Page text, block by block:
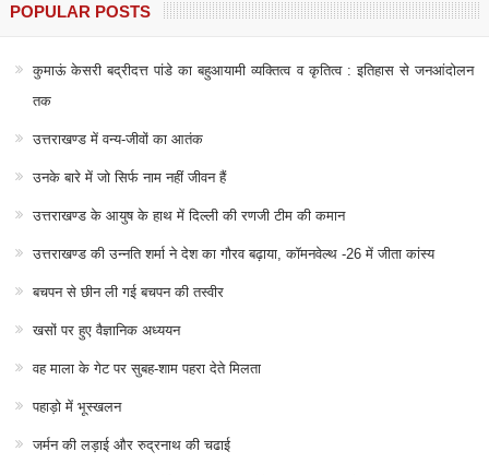
POPULAR POSTS
कुमाऊं केसरी बद्रीदत्त पांडे का बहुआयामी व्यक्तित्व व कृतित्व : इतिहास से जनआंदोलन
तक
उत्तराखण्ड में वन्य-जीवों का आतंक
उनके बारे में जो सिर्फ नाम नहीं जीवन हैं
उत्तराखण्ड के आयुष के हाथ में दिल्ली की रणजी टीम की कमान
उत्तराखण्ड की उन्नति शर्मा ने देश का गौरव बढ़ाया, कॉमनवेल्थ -26 में जीता कांस्य
बचपन से छीन ली गई बचपन की तस्वीर
खसों पर हुए वैज्ञानिक अध्ययन
वह माला के गेट पर सुबह-शाम पहरा देते मिलता
पहाड़ो में भूस्खलन
जर्मन की लड़ाई और रुद्रनाथ की चढाई